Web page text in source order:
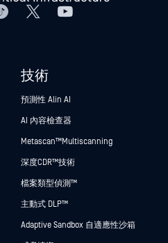
技術
預測性 Alin AI
AI 內容檢查器
Metascan™ Multiscanning
深度CDR™技術
檔案類型偵測™
主動式 DLP™
Adaptive Sandbox 自適應性沙箱